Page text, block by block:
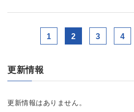
1 2 3 4
更新情報
更新情報はありません。